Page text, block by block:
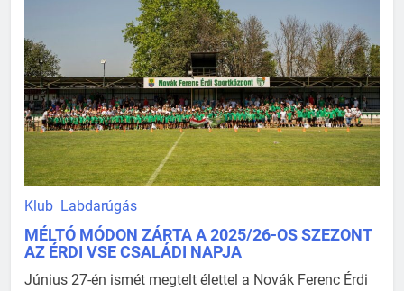
Klub Labdarúgás
MÉLTÓ MÓDON ZÁRTA A 2025/26-OS SZEZONT
AZ ÉRDI VSE CSALÁDI NAPJA
Június 27-én ismét megtelt élettel a Novák Ferenc Érdi